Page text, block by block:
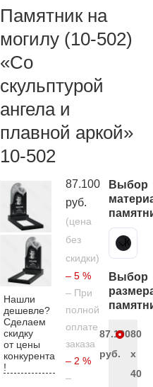
Памятник на
могилу (10-502)
«Со
скульптурой
ангела и
плавной аркой»
10-502
Нашли
дешевле?
Сделаем
скидку
от цены
конкурента
!
87.100
руб.
(цена
без
скидки)
– 5 %
– При
полной
оплате
заказа
– 2 %
–
Выбор
Карельский гранит
Выбор
87.100
руб.
80
x
40